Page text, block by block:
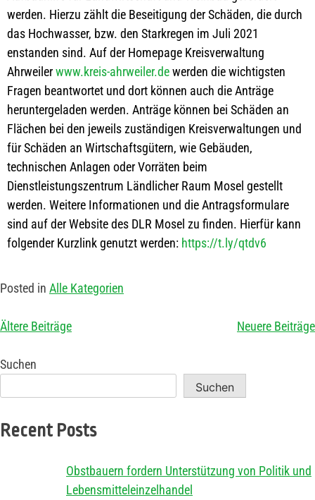
werden. Hierzu zählt die Beseitigung der Schäden, die durch
das Hochwasser, bzw. den Starkregen im Juli 2021
enstanden sind. Auf der Homepage Kreisverwaltung
Ahrweilerwww.kreis-ahrweiler.dewerden die wichtigsten
Fragen beantwortet und dort können auch die Anträge
heruntergeladen werden. Anträge können bei Schäden an
Flächen bei den jeweils zuständigen Kreisverwaltungen und
für Schäden an Wirtschaftsgütern, wie Gebäuden,
technischen Anlagen oder Vorräten beim
Dienstleistungszentrum Ländlicher Raum Mosel gestellt
werden. Weitere Informationen und die Antragsformulare
sind auf der Website des DLR Mosel zu finden. Hierfür kann
folgender Kurzlink genutzt werden: https://t.ly/qtdv6
Posted in Alle Kategorien
Ältere Beiträge Neuere Beiträge
Suchen
Suchen
Recent Posts
Obstbauern fordern Unterstützung von Politik und
Lebensmitteleinzelhandel